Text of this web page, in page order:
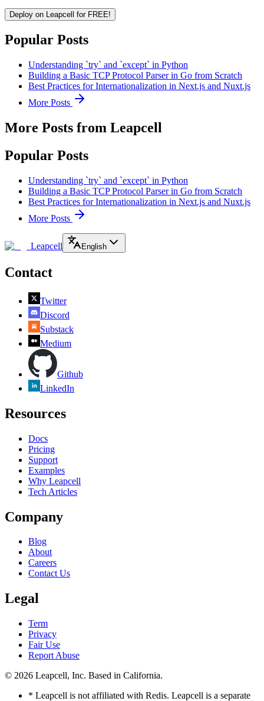
Deploy on Leapcell for FREE!
Popular Posts
Understanding `try` and `except` in Python
Building a Basic TCP Protocol Parser in Go from Scratch
Best Practices for Internationalization in Next.js and Nuxt.js
More Posts
More Posts from Leapcell
Popular Posts
Understanding `try` and `except` in Python
Building a Basic TCP Protocol Parser in Go from Scratch
Best Practices for Internationalization in Next.js and Nuxt.js
More Posts
Leapcell English
Contact
Twitter
Discord
Substack
Medium
Github
LinkedIn
Resources
Docs
Pricing
Support
Examples
Why Leapcell
Tech Articles
Company
Blog
About
Careers
Contact Us
Legal
Term
Privacy
Fair Use
Report Abuse
© 2026 Leapcell, Inc. Based in California.
* Leapcell is not affiliated with Redis. Leapcell is a separate